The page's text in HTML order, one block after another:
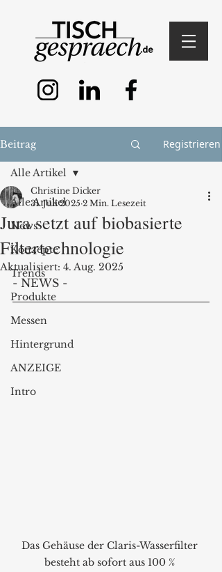
Beitrag Registrieren
Alle Artikel
News
Konzepte
Trends
Produkte
Messen
Hintergrund
ANZEIGE
Intro
Alle Artikel
Jura setzt auf biobasierte
Filtertechnologie
Christine Dicker
31. Juli 2025 2 Min. Lesezeit
Aktualisiert: 4. Aug. 2025
- NEWS -
Das Gehäuse der Claris-Wasserfilter
besteht ab sofort aus 100 %